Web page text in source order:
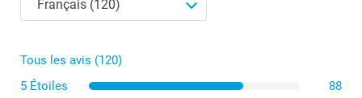
Petit pot de fleurs
Tous les avis (120)
5 Étoiles
88